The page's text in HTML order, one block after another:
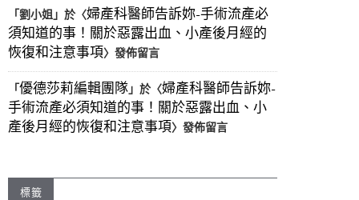
「劉小姐 」於〈婦產科醫師告訴妳-手術流產必
須知道的事！關於惡露出血、小產後月經的
恢復和注意事項〉發佈留言
「優德莎莉編輯團隊」於〈婦產科醫師告訴妳-
手術流產必須知道的事！關於惡露出血、小
產後月經的恢復和注意事項〉發佈留言
標籤